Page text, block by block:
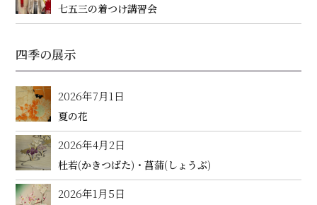
七五三の着つけ講習会
四季の展示
2026年7月1日
夏の花
2026年4月2日
杜若(かきつばた)・菖蒲(しょうぶ)
2026年1月5日